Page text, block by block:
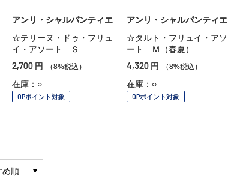
アンリ・シャルパンティエ
☆テリーヌ・ドゥ・フリュ
イ・アソート Ｓ
2,700 円 （8%税込）
在庫：○
OPポイント対象
アンリ・シャルパンティエ
☆タルト・フリュイ・アソ
ート Ｍ（春夏）
4,320 円 （8%税込）
在庫：○
OPポイント対象